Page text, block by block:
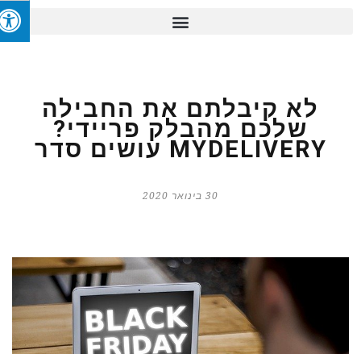
לא קיבלתם את החבילה
שלכם מהבלק פריידי?
MYDELIVERY עושים סדר